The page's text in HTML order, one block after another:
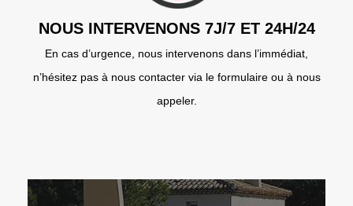
NOUS INTERVENONS 7J/7 ET 24H/24
En cas d’urgence, nous intervenons dans l’immédiat,
n’hésitez pas à nous contacter via le formulaire ou à nous
appeler.